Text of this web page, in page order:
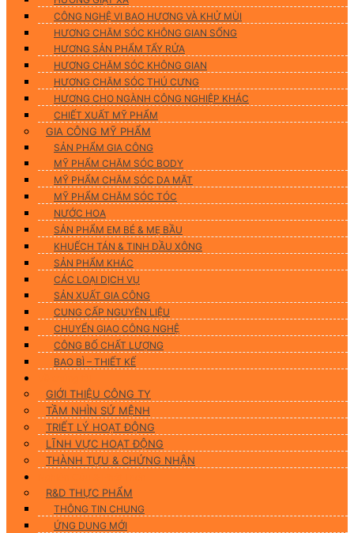
CÔNG NGHỆ VI BAO HƯƠNG VÀ KHỬ MÙI
HƯƠNG CHĂM SÓC KHÔNG GIAN SỐNG
HƯƠNG SẢN PHẨM TẨY RỬA
HƯƠNG CHĂM SÓC KHÔNG GIAN
HƯƠNG CHĂM SÓC THÚ CƯNG
HƯƠNG CHO NGÀNH CÔNG NGHIỆP KHÁC
CHIẾT XUẤT MỸ PHẨM
GIA CÔNG MỸ PHẨM
SẢN PHẨM GIA CÔNG
MỸ PHẨM CHĂM SÓC BODY
MỸ PHẨM CHĂM SÓC DA MẶT
MỸ PHẨM CHĂM SÓC TÓC
NƯỚC HOA
SẢN PHẨM EM BÉ & MẸ BẦU
KHUẾCH TÁN & TINH DẦU XÔNG
SẢN PHẨM KHÁC
CÁC LOẠI DỊCH VỤ
SẢN XUẤT GIA CÔNG
CUNG CẤP NGUYÊN LIỆU
CHUYỂN GIAO CÔNG NGHỆ
CÔNG BỐ CHẤT LƯỢNG
BAO BÌ – THIẾT KẾ
GIỚI THIỆU CÔNG TY
TẦM NHÌN SỨ MỆNH
TRIẾT LÝ HOẠT ĐỘNG
LĨNH VỰC HOẠT ĐỘNG
THÀNH TỰU & CHỨNG NHẬN
R&D THỰC PHẨM
THÔNG TIN CHUNG
ỨNG DUNG MỚI